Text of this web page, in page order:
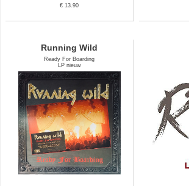
€ 13.90
Running Wild
Ready For Boarding
LP nieuw